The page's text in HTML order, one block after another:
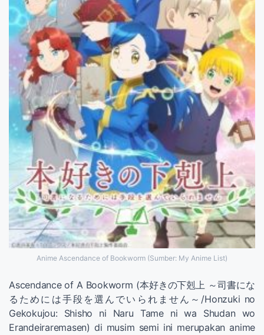
Anime Ascendance of Bookworm (Sumber: My Anime List)
Ascendance of A Bookworm (本好きの下剋上 ～司書にな
るためには手段を選んでいられません～/Honzuki no
Gekokujou: Shisho ni Naru Tame ni wa Shudan wo
Erandeiraremasen) di musim semi ini merupakan anime